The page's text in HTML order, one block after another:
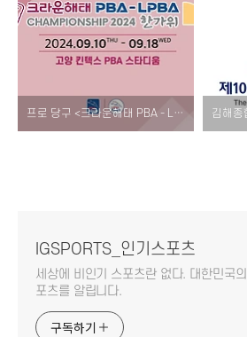
프로 당구 <크라운해태 PBA - LPBA 챔피언십 한가위> 대회 소개! [경기 일정 티켓 예매 대진표 우승 상금 결과 중계]
IGSPORTS_인기스포츠
세상에 비인기 스포츠란 없다. 대한민국
포츠를 알립니다.
구독하기